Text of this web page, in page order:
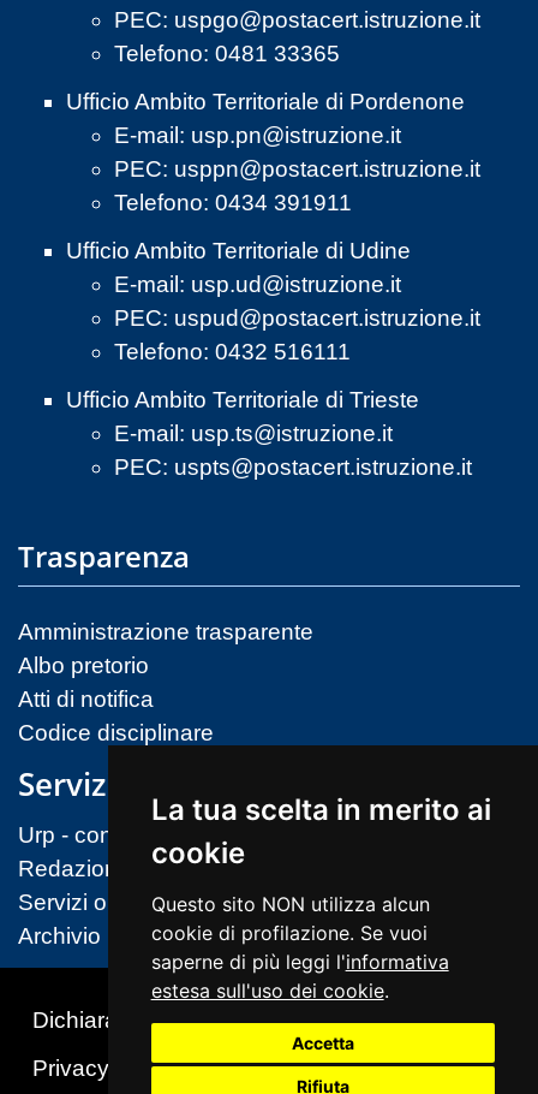
La tua scelta in merito ai
cookie
Questo sito NON utilizza alcun
cookie di profilazione. Se vuoi
saperne di più leggi l'informativa
estesa sull'uso dei cookie.
Accetta
Rifiuta
PEC: uspgo@postacert.istruzione.it
Telefono: 0481 33365
Ufficio Ambito Territoriale di Pordenone
E-mail: usp.pn@istruzione.it
PEC: usppn@postacert.istruzione.it
Telefono: 0434 391911
Ufficio Ambito Territoriale di Udine
E-mail: usp.ud@istruzione.it
PEC: uspud@postacert.istruzione.it
Telefono: 0432 516111
Ufficio Ambito Territoriale di Trieste
E-mail: usp.ts@istruzione.it
PEC: uspts@postacert.istruzione.it
Trasparenza
Amministrazione trasparente
Albo pretorio
Atti di notifica
Codice disciplinare
Servizi
Urp - contatti
Redazione sito
Servizi on-line (MIM)
Archivio
Dichiarazione di accessibilità
Privacy & Cookies Policy
Note legali